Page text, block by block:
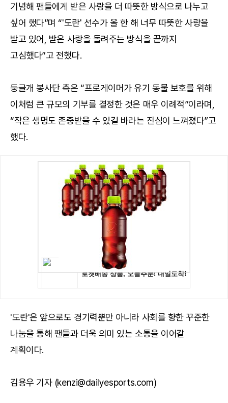
기념해 팬들에게 받은 사랑을 더 따뜻한 방식으로 나누고
싶어 했다”며 “'도란' 선수가 올 한 해 너무 따뜻한 사랑을
받고 있어, 받은 사랑을 돌려주는 방식을 끝까지
고심했다”고 전했다.
둥글개 봉사단 측은 “프로게이머가 유기 동물 보호를 위해
이처럼 큰 규모의 기부를 결정한 것은 매우 이례적”이라며,
“작은 생명도 존중받을 수 있길 바라는 진심이 느껴졌다”고
했다.
'도란'은 앞으로도 경기력뿐만 아니라 사회를 향한 꾸준한
나눔을 통해 팬들과 더욱 의미 있는 소통을 이어갈
계획이다.
김용우 기자 (kenzi@dailyesports.com)